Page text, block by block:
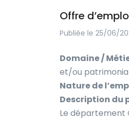
Offre
Publiée le 25/06/
Domaine /
et/ou
Nature de
Description du
Le département